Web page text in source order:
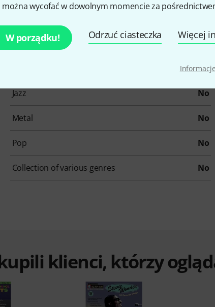
można wycofać w dowolnym momencie za
W porządku! Odrzuć ciasteczka Więcej
Country No
No
Jazz No
Metal No
Pop No
Collection of various genres No
klienci, którzy